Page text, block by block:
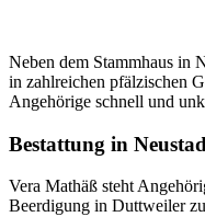
Neben dem Stammhaus in
in zahlreichen pfälzischen
Angehörige schnell und
Bestattung in
Vera Mathäß steht
Beerdigung in Duttweiler